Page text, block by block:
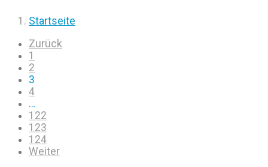
Startseite
Zurück
1
2
3
4
…
122
123
124
Weiter